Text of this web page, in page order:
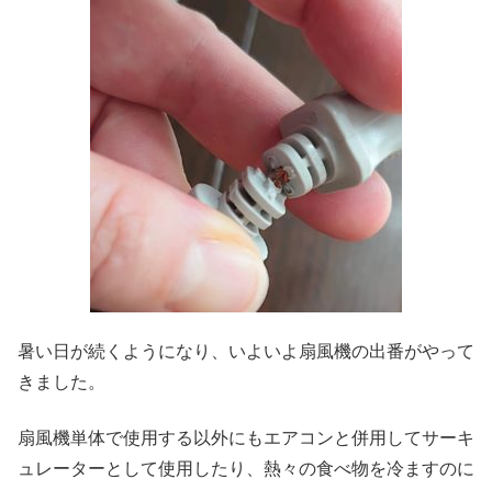
暑い日が続くようになり、いよいよ扇風機の出番がやって
きました。
扇風機単体で使用する以外にもエアコンと併用してサーキ
ュレーターとして使用したり、熱々の食べ物を冷ますのに